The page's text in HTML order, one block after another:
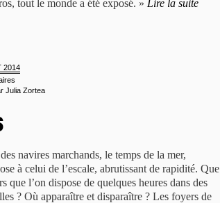
tout le monde a été exposé. » Lire la suite
2014
Julia Zortea
navires marchands, le temps de la mer,
à celui de l’escale, abrutissant de rapidité. Que
que l’on dispose de quelques heures dans des
? Où apparaître et disparaître ? Les foyers de